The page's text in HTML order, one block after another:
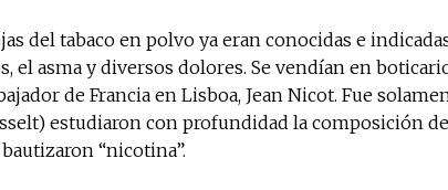
Suscríbete
noticias
electrónico.
Subscribe
del tabaco en polvo ya eran conocidas e
el asma y diversos dolores. Se vendían en
de Francia en Lisboa, Jean Nicot. Fue
estudiaron con profundidad la composición
“nicotina”.